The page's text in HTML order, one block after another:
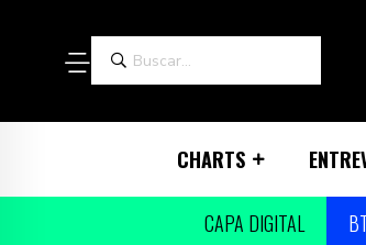
CHARTS
CAPA DIGITAL